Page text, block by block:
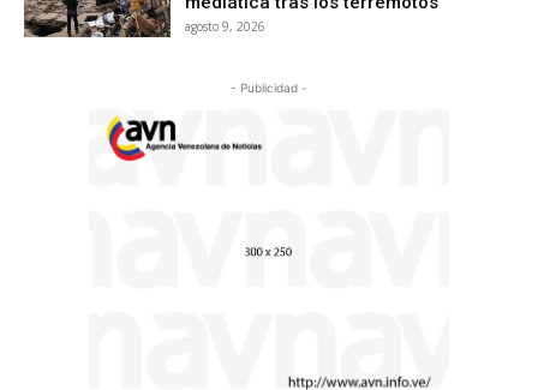
agosto 9, 2026
- Publicidad -